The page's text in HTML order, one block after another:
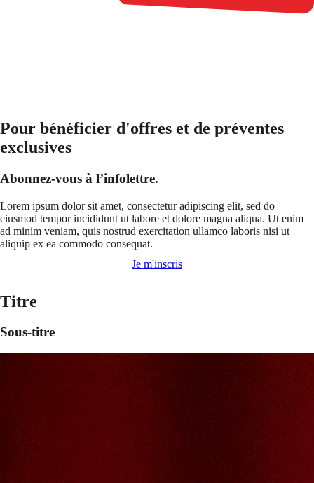
Pour bénéficier d'offres et de préventes
exclusives
Abonnez-vous à l’infolettre.
Lorem ipsum dolor sit amet, consectetur adipiscing elit, sed do
eiusmod tempor incididunt ut labore et dolore magna aliqua. Ut enim
ad minim veniam, quis nostrud exercitation ullamco laboris nisi ut
aliquip ex ea commodo consequat.
Je m'inscris
Titre
Sous-titre